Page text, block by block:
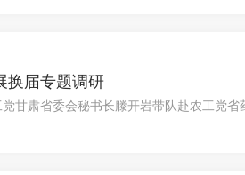
换届专题调研
甘肃省委会秘书长滕开岩带队赴农工党